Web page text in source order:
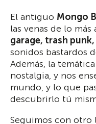
El antiguo Mongo
las venas de lo
garage, trash
sonidos bastardos
Además, la
nostalgia, y nos
mundo, y lo que
descubrirlo tú
Seguimos con otro